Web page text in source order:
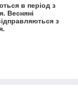
в період з
Весняні
з